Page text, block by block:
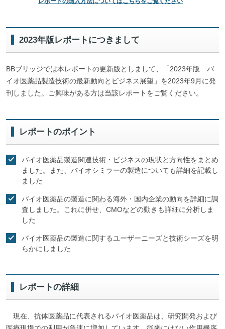
2023年版レポートにつきまして
BBブリッジでは本レポートの更新版としまして、「2023年版 バ
イオ医薬品製造技術の最新動向とビジネス展望」を2023年9月に発
刊しました。ご興味がある方は当該レポートをご覧ください。
レポートのポイント
バイオ医薬品製造関連技術・ビジネスの現状と方向性をまとめ
ました。また、バイオシミラーの製造についても詳細を記載し
ました
バイオ医薬品の製造に関わる海外・国内企業の動向を詳細に調
査しました。これに併せ、CMOなどの動きも詳細に分析しま
した
バイオ医薬品の製造に関するユーザーニーズと技術シーズを明
らかにしました
レポートの詳細
現在、抗体医薬品に代表されるバイオ医薬品は、研究開発および